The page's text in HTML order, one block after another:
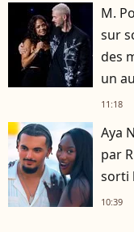
M.
sur
des
un
11:18
Aya
par
sorti
10:39